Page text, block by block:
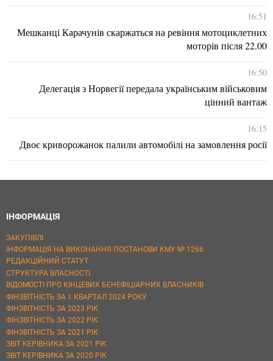
16:51
Мешканці Карачунів скаржаться на ревіння мотоциклетних
моторів після 22.00
16:50
Делегація з Норвегії передала українським військовим
цінний вантаж
16:15
Двоє криворожанок палили автомобілі на замовлення росії
ІНФОРМАЦІЯ
ЗАКУПІВЛІ
ІНФОРМАЦІЯ НА ВИКОНАННЯ ПОСТАНОВИ КМУ № 1266
РЕДАКЦІЙНИЙ СТАТУТ
СТРУКТУРА ВЛАСНОСТІ
ВІДОМОСТІ ПРО КІНЦЕВИХ БЕНЕФІЦІАРНИХ ВЛАСНИКІВ
ФІНЗВІТНІСТЬ ЗА 1 КВАРТАЛ 2024 РОКУ
ФІНЗВІТНІСТЬ ЗА 2023 РІК
ФІНЗВІТНІСТЬ ЗА 2022 РІК
ФІНЗВІТНІСТЬ ЗА 2021 РІК
ЗВІТ КЕРІВНИКА ЗА 2021 РІК
ЗВІТ КЕРІВНИКА ЗА 2020 РІК